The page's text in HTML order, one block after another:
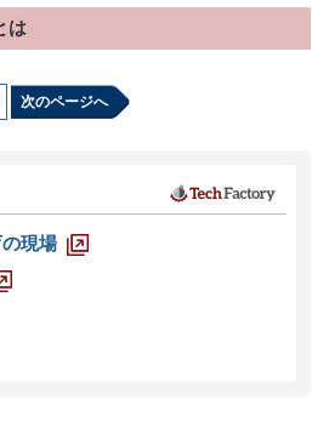
は
次のページへ
現場